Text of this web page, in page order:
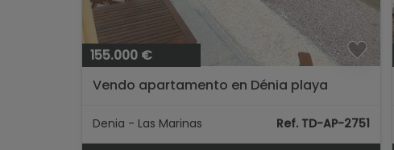
155.000 €
Vendo apartamento en Dénia playa
Denia - Las Marinas Ref. TD-AP-2751